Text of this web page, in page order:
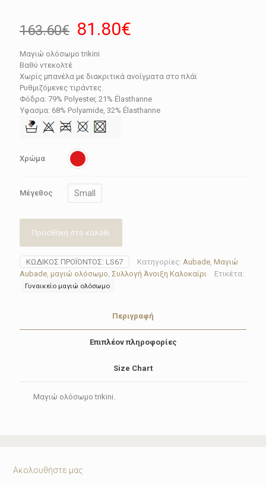
163.60€ Original
price
163.60€.
81.80€
είναι:
81.80€.
Μαγιώ ολόσωμο trikini
Βαθύ ντεκολτέ
Χωρίς μπανέλα με διακριτικά ανοίγματα στο πλάϊ
Ρυθμιζόμενες τιράντες.
Φόδρα: 79% Polyester, 21% Élasthanne
Ύφασμα: 68% Polyamide, 32% Élasthanne
Χρώμα
Μέγεθος Small
Προσθήκη στο καλάθι
ΚΩΔΙΚΌΣ ΠΡΟΪΌΝΤΟΣ: LS67 Κατηγορίες: Aubade Μαγιώ
Aubade μαγιώ ολόσωμο Συλλογή Άνοιξη Καλοκαίρι Ετικέτα:
Γυναικείο μαγιώ ολόσωμο
Περιγραφή
Επιπλέον πληροφορίες
Size Chart
Μαγιώ ολόσωμο trikini.
Ακολουθήστε μας